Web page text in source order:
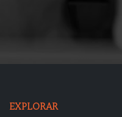
EXPLORAR